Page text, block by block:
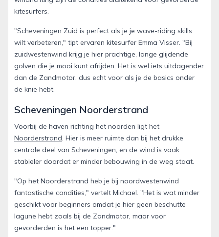
kitesurfers.
"Scheveningen Zuid is perfect als je je wave-riding skills
wilt verbeteren," tipt ervaren kitesurfer Emma Visser. "Bij
zuidwestenwind krijg je hier prachtige, lange glijdende
golven die je mooi kunt afrijden. Het is wel iets uitdagender
dan de Zandmotor, dus echt voor als je de basics onder
de knie hebt.
Scheveningen Noorderstrand
Voorbij de haven richting het noorden ligt het
Noorderstrand. Hier is meer ruimte dan bij het drukke
centrale deel van Scheveningen, en de wind is vaak
stabieler doordat er minder bebouwing in de weg staat.
"Op het Noorderstrand heb je bij noordwestenwind
fantastische condities," vertelt Michael. "Het is wat minder
geschikt voor beginners omdat je hier geen beschutte
lagune hebt zoals bij de Zandmotor, maar voor
gevorderden is het een topper."